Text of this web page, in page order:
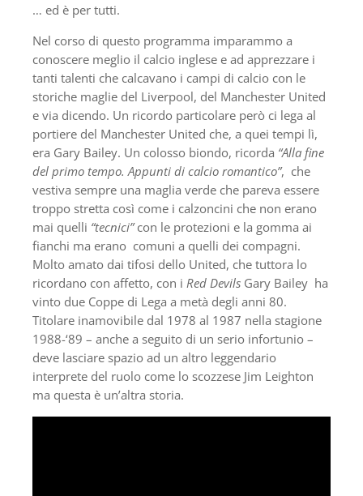
… ed è per tutti.
Nel corso di questo programma imparammo a
conoscere meglio il calcio inglese e ad apprezzare i
tanti talenti che calcavano i campi di calcio con le
storiche maglie del Liverpool, del Manchester United
e via dicendo. Un ricordo particolare però ci lega al
portiere del Manchester United che, a quei tempi lì,
era Gary Bailey. Un colosso biondo, ricorda “Alla fine
del primo tempo. Appunti di calcio romantico”, che
vestiva sempre una maglia verde che pareva essere
troppo stretta così come i calzoncini che non erano
mai quelli “tecnici”con le protezioni e la gomma ai
fianchi ma erano comuni a quelli dei compagni.
Molto amato dai tifosi dello United, che tuttora lo
ricordano con affetto, con i Red Devils Gary Bailey ha
vinto due Coppe di Lega a metà degli anni 80.
Titolare inamovibile dal 1978 al 1987 nella stagione
1988-‘89 – anche a seguito di un serio infortunio –
deve lasciare spazio ad un altro leggendario
interprete del ruolo come lo scozzese Jim Leighton
ma questa è un’altra storia.